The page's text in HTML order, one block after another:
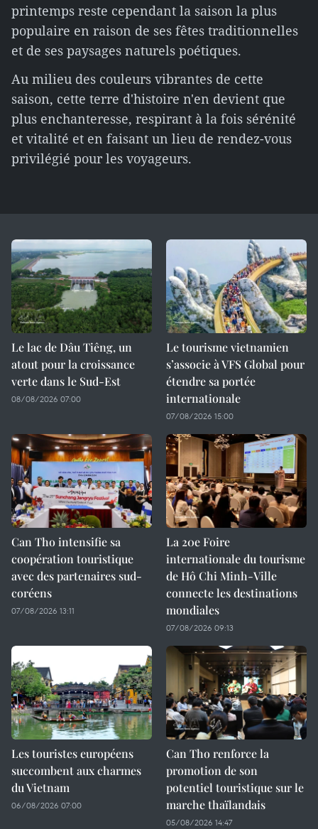
printemps reste cependant la saison la plus
populaire en raison de ses fêtes traditionnelles
et de ses paysages naturels poétiques.
Au milieu des couleurs vibrantes de cette
saison, cette terre d'histoire n'en devient que
plus enchanteresse, respirant à la fois sérénité
et vitalité et en faisant un lieu de rendez-vous
privilégié pour les voyageurs.
Le lac de Dâu Tiêng, un
atout pour la croissance
verte dans le Sud-Est
08/08/2026 07:00
Le tourisme vietnamien
s’associe à VFS Global pour
étendre sa portée
internationale
07/08/2026 15:00
Can Tho intensifie sa
coopération touristique
avec des partenaires sud-
coréens
07/08/2026 13:11
La 20e Foire
internationale du tourisme
de Hô Chi Minh-Ville
connecte les destinations
mondiales
07/08/2026 09:13
Les touristes européens
succombent aux charmes
du Vietnam
06/08/2026 07:00
Can Tho renforce la
promotion de son
potentiel touristique sur le
marche thaïlandais
05/08/2026 14:47